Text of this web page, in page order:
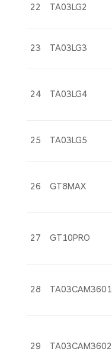
22 TA03LG2
23 TA03LG3
24 TA03LG4
25 TA03LG5
26 GT8MAX
27 GT10PRO
28 TA03CAM3601
29 TA03CAM3602